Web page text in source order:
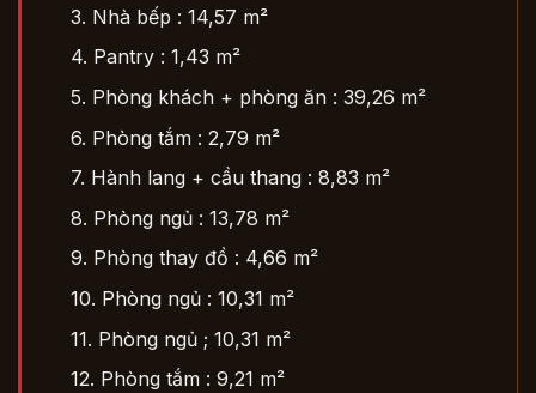
3. Nhà bếp : 14,57 m²
4. Pantry : 1,43 m²
5. Phòng khách + phòng ăn : 39,26 m²
6. Phòng tắm : 2,79 m²
7. Hành lang + cầu thang : 8,83 m²
8. Phòng ngủ : 13,78 m²
9. Phòng thay đồ : 4,66 m²
10. Phòng ngủ : 10,31 m²
11. Phòng ngủ ; 10,31 m²
12. Phòng tắm : 9,21 m²